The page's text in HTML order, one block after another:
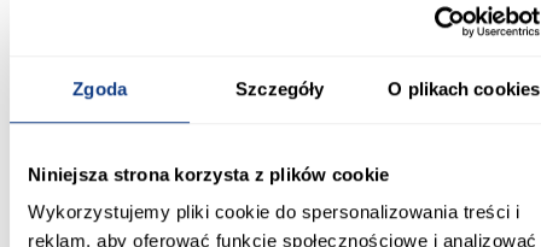
Zgoda Szczegóły O plikach cookies
Niniejsza strona korzysta z plików cookie
Wykorzystujemy pliki cookie do spersonalizowania treści i
reklam, aby oferować funkcje społecznościowe i analizować
Purotex – topper antyalergiczny 120x200
wykonany z dzianiny wykorzystującej technologię Purotex. Jest to
wyborem dla alergików oraz osób bardziej wrażliwych na kurz i
Pokrowiec posiada właściwości termoregulacyjne i dobrze